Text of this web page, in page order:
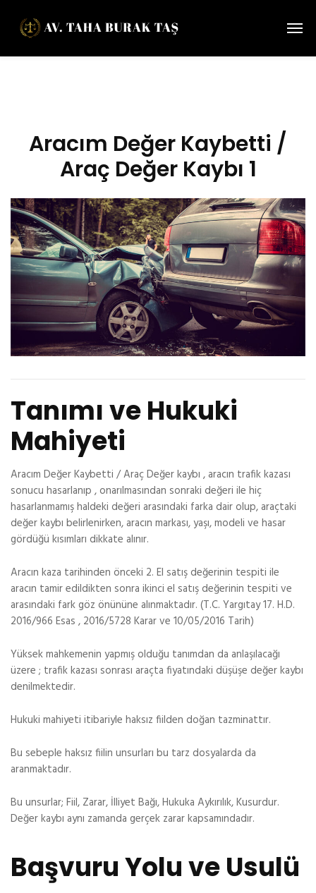
Aracım Değer Kaybetti /
Araç Değer Kaybı 1
Tanımı ve Hukuki
Mahiyeti
Aracım Değer Kaybetti / Araç Değer kaybı , aracın trafik kazası
sonucu hasarlanıp , onarılmasından sonraki değeri ile hiç
hasarlanmamış haldeki değeri arasındaki farka dair olup, araçtaki
değer kaybı belirlenirken, aracın markası, yaşı, modeli ve hasar
gördüğü kısımları dikkate alınır.
Aracın kaza tarihinden önceki 2. El satış değerinin tespiti ile
aracın tamir edildikten sonra ikinci el satış değerinin tespiti ve
arasındaki fark göz önününe alınmaktadır. (T.C. Yargıtay 17. H.D.
2016/966 Esas , 2016/5728 Karar ve 10/05/2016 Tarih)
Yüksek mahkemenin yapmış olduğu tanımdan da anlaşılacağı
üzere ; trafik kazası sonrası araçta fiyatındaki düşüşe değer kaybı
denilmektedir.
Hukuki mahiyeti itibariyle haksız fiilden doğan tazminattır.
Bu sebeple haksız fiilin unsurları bu tarz dosyalarda da
aranmaktadır.
Bu unsurlar; Fiil, Zarar, İlliyet Bağı, Hukuka Aykırılık, Kusurdur.
Değer kaybı aynı zamanda gerçek zarar kapsamındadır.
Başvuru Yolu ve Usulü